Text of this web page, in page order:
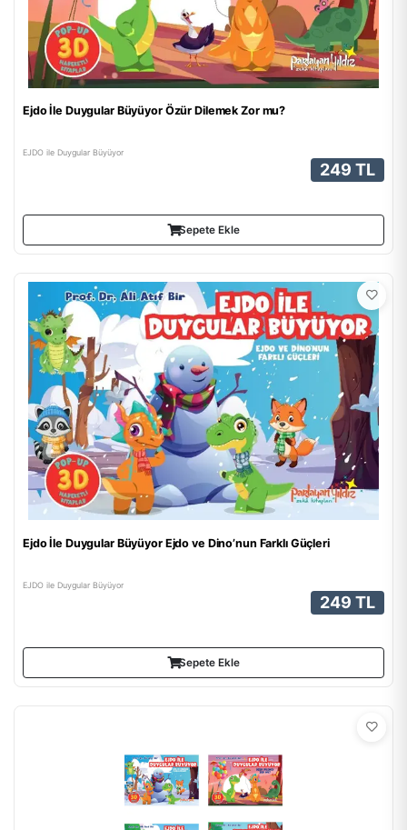
Ejdo İle Duygular Büyüyor Özür Dilemek Zor mu?
EJDO ile Duygular Büyüyor
249 TL
Sepete Ekle
Ejdo İle Duygular Büyüyor Ejdo ve Dino’nun Farklı Güçleri
EJDO ile Duygular Büyüyor
249 TL
Sepete Ekle